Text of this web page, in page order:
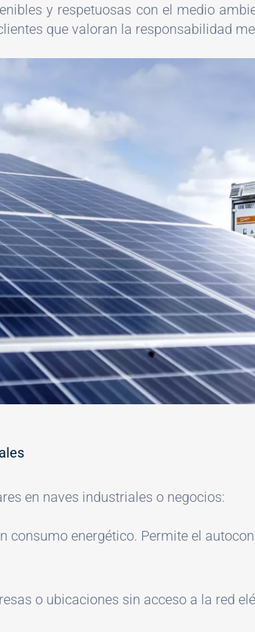
y respetuosas con el medio
que valoran la responsabilidad
en naves industriales o negocios:
consumo energético. Permite el
o ubicaciones sin acceso a la red